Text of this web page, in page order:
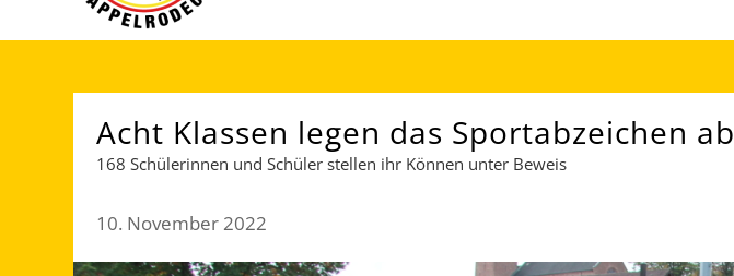
Acht Klassen legen das Sportabzeichen ab
168 Schülerinnen und Schüler stellen ihr Können unter Beweis
10. November 2022